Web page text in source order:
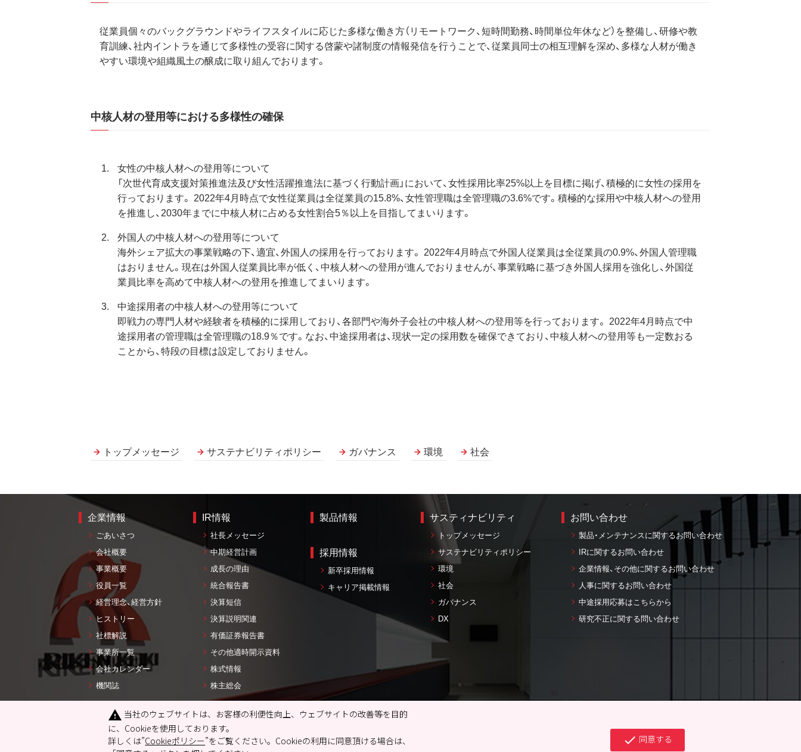
従業員個々のバックグラウンドやライフスタイルに応じた多様な働き方（リモートワーク、短時間勤務、時間単位年休など）を整備し、研修や教
育訓練、社内イントラを通じて多様性の受容に関する啓蒙や諸制度の情報発信を行うことで、従業員同士の相互理解を深め、多様な人材が働き
やすい環境や組織風土の醸成に取り組んでおります。
中核人材の登用等における多様性の確保
女性の中核人材への登用等について
「次世代育成支援対策推進法及び女性活躍推進法に基づく行動計画」において、女性採用比率25%以上を目標に掲げ、積極的に女性の採用を
行っております。 2022年4月時点で女性従業員は全従業員の15.8%、女性管理職は全管理職の3.6%です。積極的な採用や中核人材への登用
を推進し、2030年までに中核人材に占める女性割合5％以上を目指してまいります。
外国人の中核人材への登用等について
海外シェア拡大の事業戦略の下、適宜、外国人の採用を行っております。 2022年4月時点で外国人従業員は全従業員の0.9%、外国人管理職
はおりません。現在は外国人従業員比率が低く、中核人材への登用が進んでおりませんが、事業戦略に基づき外国人採用を強化し、外国従
業員比率を高めて中核人材への登用を推進してまいります。
中途採用者の中核人材への登用等について
即戦力の専門人材や経験者を積極的に採用しており、各部門や海外子会社の中核人材への登用等を行っております。 2022年4月時点で中
途採用者の管理職は全管理職の18.9％です。なお、中途採用者は、現状一定の採用数を確保できており、中核人材への登用等も一定数おる
ことから、特段の目標は設定しておりません。
トップメッセージ サステナビリティポリシー ガバナンス 環境 社会
企業情報
ごあいさつ
会社概要
事業概要
役員一覧
経営理念、経営方針
ヒストリー
社標解説
事業所一覧
会社カレンダー
機関誌
IR情報
社長メッセージ
中期経営計画
成長の理由
統合報告書
決算短信
決算説明関連
有価証券報告書
その他適時開示資料
株式情報
株主総会
製品情報
採用情報
新卒採用情報
キャリア掲載情報
サスティナビリティ
トップメッセージ
サステナビリティポリシー
環境
社会
ガバナンス
DX
お問い合わせ
製品・メンテナンスに関するお問い合わせ
IRに関するお問い合わせ
企業情報、その他に関するお問い合わせ
人事に関するお問い合わせ
中途採用応募はこちらから
研究不正に関する問い合わせ
サイトのご利用について リンクに関する注意事項
warning 当社のウェブサイトは、お客様の利便性向上、ウェブサイトの改善等を目的
に、Cookieを使用しております。
詳しくは”Cookieポリシー”をご覧ください。Cookieの利用に同意頂ける場合は、
check 同意する